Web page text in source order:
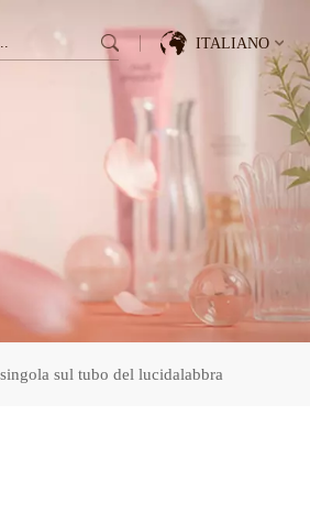
ITALIANO
English
Français
Italiano
Pусский
sul tubo del lucidalabbra